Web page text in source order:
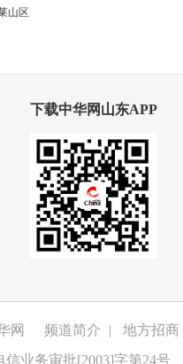
山区
下载中华网山东APP
网 频道简介 | 地方招商
信业务审批[2003]字第24号